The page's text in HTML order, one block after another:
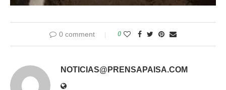
0 comment 0
NOTICIAS@PRENSAPAISA.COM